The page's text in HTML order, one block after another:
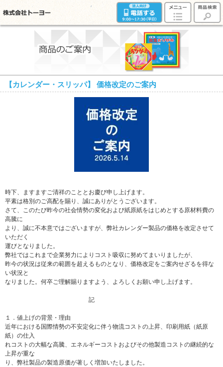
【カレンダー・スリッパ】 価格改定のご案内
時下、ますますご清祥のこととお慶び申し上げます。
平素は格別のご高配を賜り、誠にありがとうございます。
さて、このたび昨今の社会情勢の変化および紙原紙をはじめとする原材料費の
高騰に
より、誠に不本意ではございますが、弊社カレンダー製品の価格を改定させて
いただく
運びとなりました。
弊社ではこれまで企業努力によりコスト吸収に努めてまいりましたが、
昨今の状況は従来の範囲を超えるものとなり、価格改定をご案内せざるを得な
い状況と
なりました。何卒ご理解賜りますよう、よろしくお願い申し上げます。
記
１．値上げの背景・理由
近年における国際情勢の不安定化に伴う物流コストの上昇、印刷用紙（紙原
紙）の仕入
れコストの大幅な高騰、エネルギーコストおよびその他製造コストの継続的な
上昇が重な
り、弊社製品の製造原価が著しく増加いたしました。